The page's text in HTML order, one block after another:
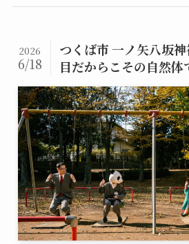
つくば市 一ノ矢八坂
目だからこその自然体
2026
6/18